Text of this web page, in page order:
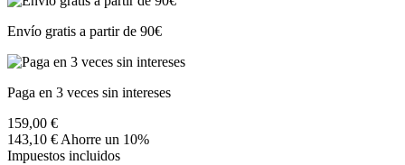
Envío gratis a partir de 90€
Paga en 3 veces sin intereses
159,00 €
143,10 €Ahorre un 10%
Impuestos incluidos